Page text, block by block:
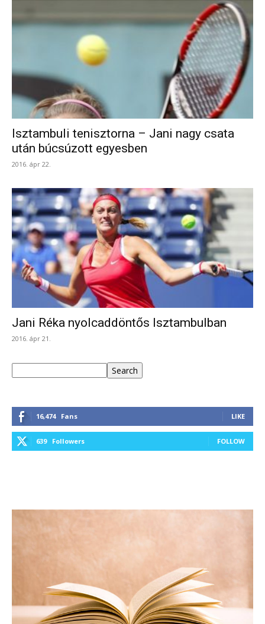
Isztambuli tenisztorna – Jani nagy csata
után búcsúzott egyesben
2016. ápr 22.
Jani Réka nyolcaddöntős Isztambulban
2016. ápr 21.
Search
16,474 Fans LIKE
639 Followers FOLLOW